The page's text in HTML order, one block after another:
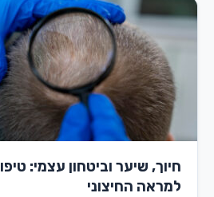
חיוך, שיער וביטחון עצמי:
למראה החיצוני